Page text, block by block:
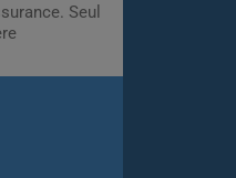
Seul